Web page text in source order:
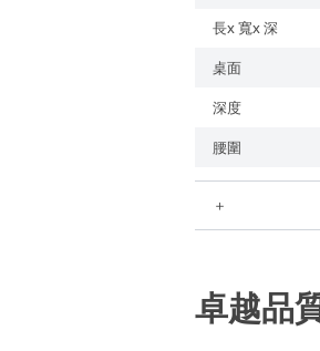
長x 寬x 深
桌面
深度
腰圍
＋
卓越品